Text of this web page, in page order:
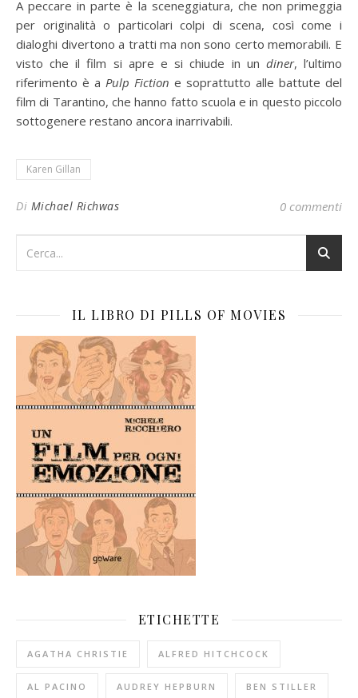
A peccare in parte è la sceneggiatura, che non primeggia
per originalità o particolari colpi di scena, così come i
dialoghi divertono a tratti ma non sono certo memorabili. E
visto che il film si apre e si chiude in un diner, l’ultimo
riferimento è a Pulp Fiction e soprattutto alle battute del
film di Tarantino, che hanno fatto scuola e in questo piccolo
sottogenere restano ancora inarrivabili.
Karen Gillan
Di Michael Richwas 0 commenti
IL LIBRO DI PILLS OF MOVIES
ETICHETTE
AGATHA CHRISTIE ALFRED HITCHCOCK
AL PACINO AUDREY HEPBURN BEN STILLER